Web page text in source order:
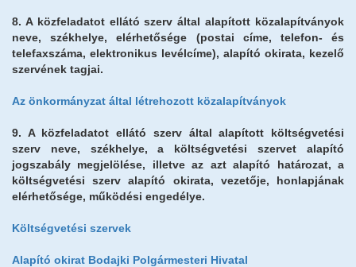
8. A közfeladatot ellátó szerv által alapított közalapítványok
neve, székhelye, elérhetősége (postai címe, telefon- és
telefaxszáma, elektronikus levélcíme), alapító okirata, kezelő
szervének tagjai.
Az önkormányzat által létrehozott közalapítványok
9. A közfeladatot ellátó szerv által alapított költségvetési
szerv neve, székhelye, a költségvetési szervet alapító
jogszabály megjelölése, illetve az azt alapító határozat, a
költségvetési szerv alapító okirata, vezetője, honlapjának
elérhetősége, működési engedélye.
Költségvetési szervek
Alapító okirat Bodajki Polgármesteri Hivatal